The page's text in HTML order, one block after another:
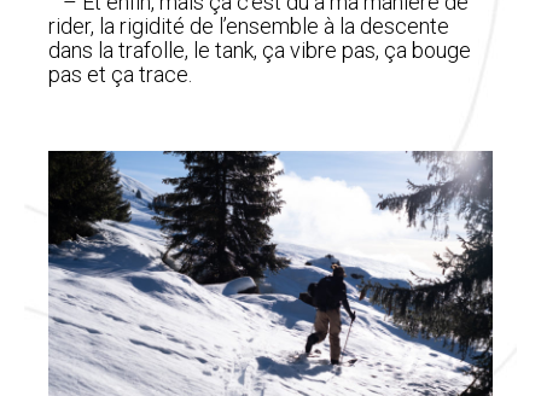
rider, la rigidité de l’ensemble à la descente
dans la trafolle, le tank, ça vibre pas, ça bouge
pas et ça trace.